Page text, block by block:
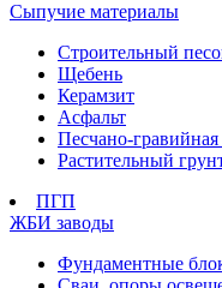
Сыпучие материалы
Строительный
Щебень
Керамзит
Асфальт
Песчано-гравийная
Растительный
ПГП
ЖБИ заводы
Фундаментные